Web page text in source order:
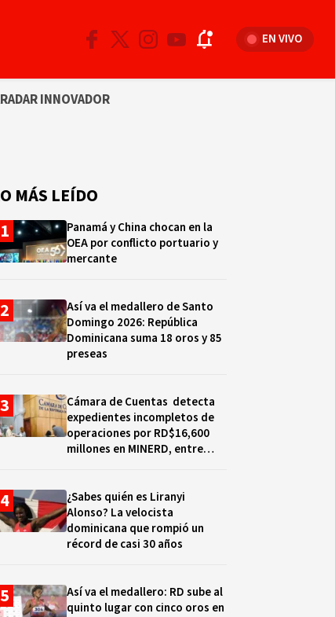
EN VIVO
RADAR INNOVADOR
MÁS LEÍDO
Panamá y China chocan en la
OEA por conflicto portuario y
mercante
Así va el medallero de Santo
Domingo 2026: República
Dominicana suma 18 oros y 85
preseas
Cámara de Cuentas detecta
expedientes incompletos de
operaciones por RD$16,600
millones en MINERD, entre
¿Sabes quién es Liranyi
Alonso? La velocista
dominicana que rompió un
récord de casi 30 años
Así va el medallero: RD sube al
quinto lugar con cinco oros en